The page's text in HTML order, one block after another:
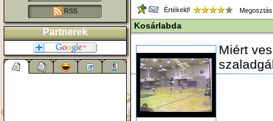
RSS
Partnerek
Értékeld!
Kosárlabda
Miért